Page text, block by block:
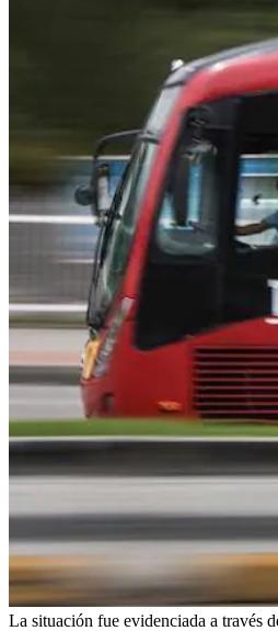
La situación fue evidenciada a través